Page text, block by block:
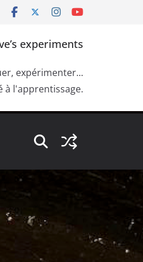
experiments
expérimenter...
à l'apprentissage.